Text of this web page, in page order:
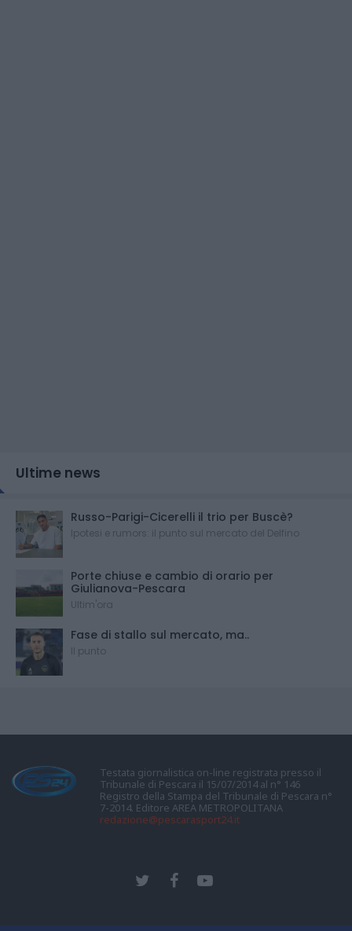
Ultime news
Russo-Parigi-Cicerelli il trio per Buscè?
Ipotesi e rumors: il punto sul mercato del Delfino
Porte chiuse e cambio di orario per
Giulianova-Pescara
Ultim'ora
Fase di stallo sul mercato, ma..
Il punto
Testata giornalistica on-line registrata presso il
Tribunale di Pescara il 15/07/2014 al n° 146
Registro della Stampa del Tribunale di Pescara n°
7-2014. Editore AREA METROPOLITANA
redazione@pescarasport24.it